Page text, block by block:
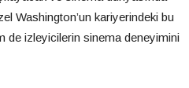
Washington’un kariyerindeki bu
de izleyicilerin sinema deneyimini